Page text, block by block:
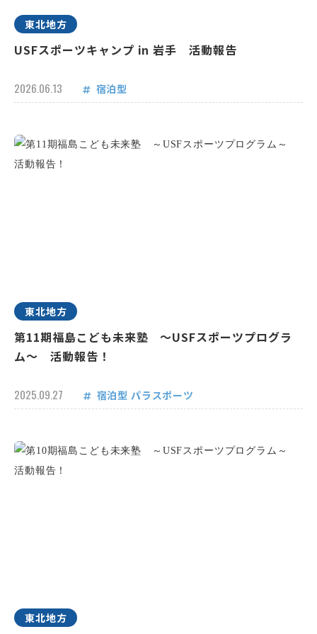
東北地方
USFスポーツキャンプ in 岩手 活動報告
2026.06.13 宿泊型
東北地方
第11期福島こども未来塾 ～USFスポーツプログラ
ム～ 活動報告！
2025.09.27 宿泊型 パラスポーツ
東北地方